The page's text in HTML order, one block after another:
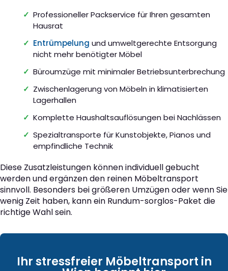
Professioneller Packservice für Ihren gesamten
Hausrat
Entrümpelung und umweltgerechte Entsorgung
nicht mehr benötigter Möbel
Büroumzüge mit minimaler Betriebsunterbrechung
Zwischenlagerung von Möbeln in klimatisierten
Lagerhallen
Komplette Haushaltsauflösungen bei Nachlässen
Spezialtransporte für Kunstobjekte, Pianos und
empfindliche Technik
Diese Zusatzleistungen können individuell gebucht
werden und ergänzen den reinen Möbeltransport
sinnvoll. Besonders bei größeren Umzügen oder wenn Sie
wenig Zeit haben, kann ein Rundum-sorglos-Paket die
richtige Wahl sein.
Ihr stressfreier Möbeltransport in